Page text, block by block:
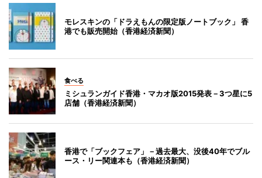
モレスキンの「ドラえもんの限定版ノートブック」 香
港でも販売開始（香港経済新聞）
食べる
ミシュランガイド香港・マカオ版2015発表－3つ星に5
店舗（香港経済新聞）
香港で「ブックフェア」－過去最大、没後40年でブル
ース・リー関連本も（香港経済新聞）